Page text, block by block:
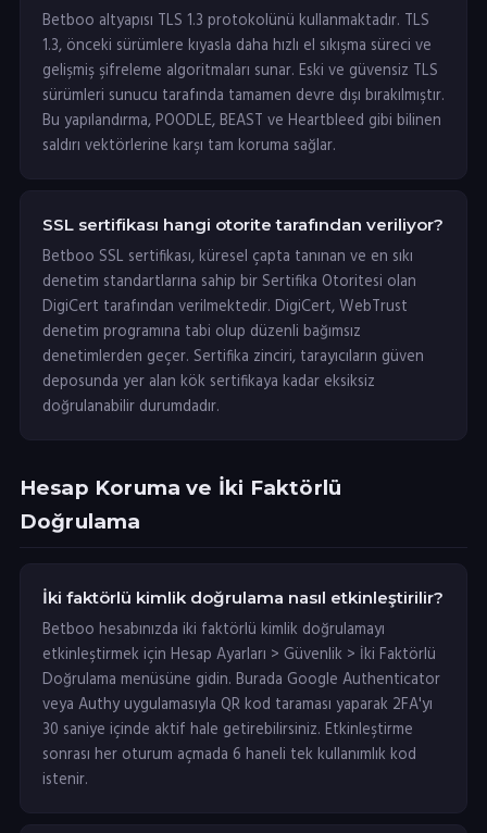
Betboo altyapısı TLS 1.3 protokolünü kullanmaktadır. TLS
1.3, önceki sürümlere kıyasla daha hızlı el sıkışma süreci ve
gelişmiş şifreleme algoritmaları sunar. Eski ve güvensiz TLS
sürümleri sunucu tarafında tamamen devre dışı bırakılmıştır.
Bu yapılandırma, POODLE, BEAST ve Heartbleed gibi bilinen
saldırı vektörlerine karşı tam koruma sağlar.
SSL sertifikası hangi otorite tarafından veriliyor?
Betboo SSL sertifikası, küresel çapta tanınan ve en sıkı
denetim standartlarına sahip bir Sertifika Otoritesi olan
DigiCert tarafından verilmektedir. DigiCert, WebTrust
denetim programına tabi olup düzenli bağımsız
denetimlerden geçer. Sertifika zinciri, tarayıcıların güven
deposunda yer alan kök sertifikaya kadar eksiksiz
doğrulanabilir durumdadır.
Hesap Koruma ve İki Faktörlü
Doğrulama
İki faktörlü kimlik doğrulama nasıl etkinleştirilir?
Betboo hesabınızda iki faktörlü kimlik doğrulamayı
etkinleştirmek için Hesap Ayarları > Güvenlik > İki Faktörlü
Doğrulama menüsüne gidin. Burada Google Authenticator
veya Authy uygulamasıyla QR kod taraması yaparak 2FA'yı
30 saniye içinde aktif hale getirebilirsiniz. Etkinleştirme
sonrası her oturum açmada 6 haneli tek kullanımlık kod
istenir.